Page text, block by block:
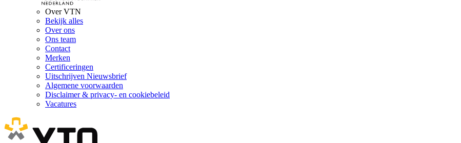
Over VTN
Bekijk alles
Over ons
Ons team
Contact
Merken
Certificeringen
Uitschrijven Nieuwsbrief
Algemene voorwaarden
Disclaimer & privacy- en cookiebeleid
Vacatures